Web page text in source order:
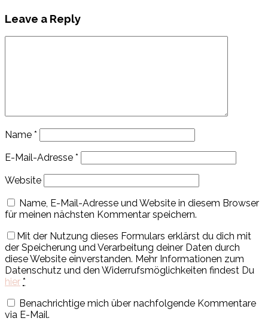
Leave a Reply
Name *
E-Mail-Adresse *
Website
Name, E-Mail-Adresse und Website in diesem Browser
für meinen nächsten Kommentar speichern.
Mit der Nutzung dieses Formulars erklärst du dich mit
der Speicherung und Verarbeitung deiner Daten durch
diese Website einverstanden. Mehr Informationen zum
Datenschutz und den Widerrufsmöglichkeiten findest Du
hier *
Benachrichtige mich über nachfolgende Kommentare
via E-Mail.